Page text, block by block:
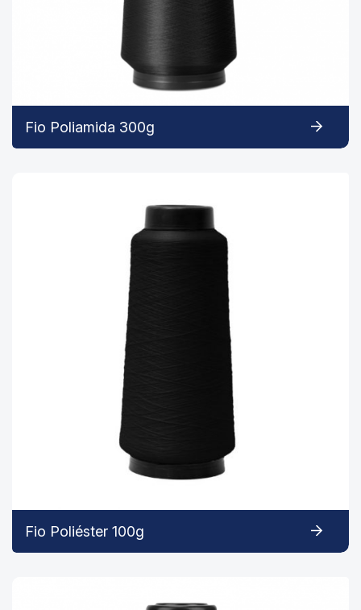
Fio Poliamida 300g
Fio Poliéster 100g